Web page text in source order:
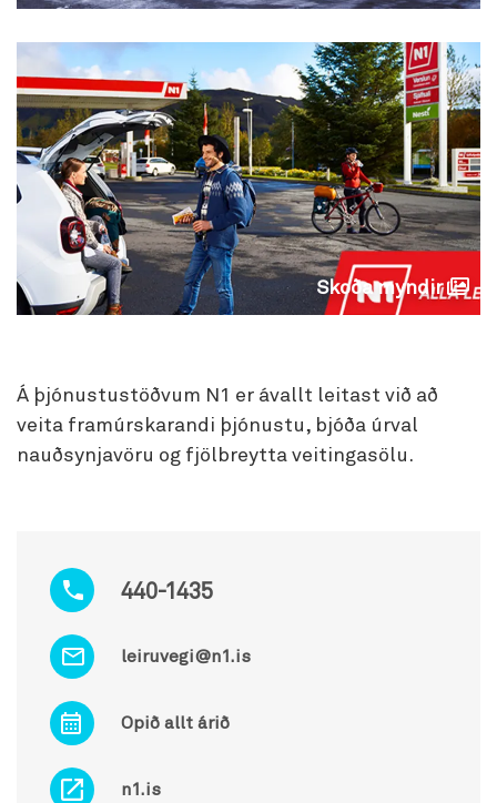
Skoða myndir
440-1435
leiruvegi@n1.is
Opið allt árið
n1.is
Á þjónustustöðvum N1 er ávallt leitast við að
veita framúrskarandi þjónustu, bjóða úrval
nauðsynjavöru og fjölbreytta veitingasölu.